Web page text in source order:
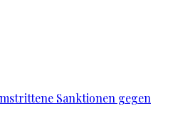
Sanktionen gegen